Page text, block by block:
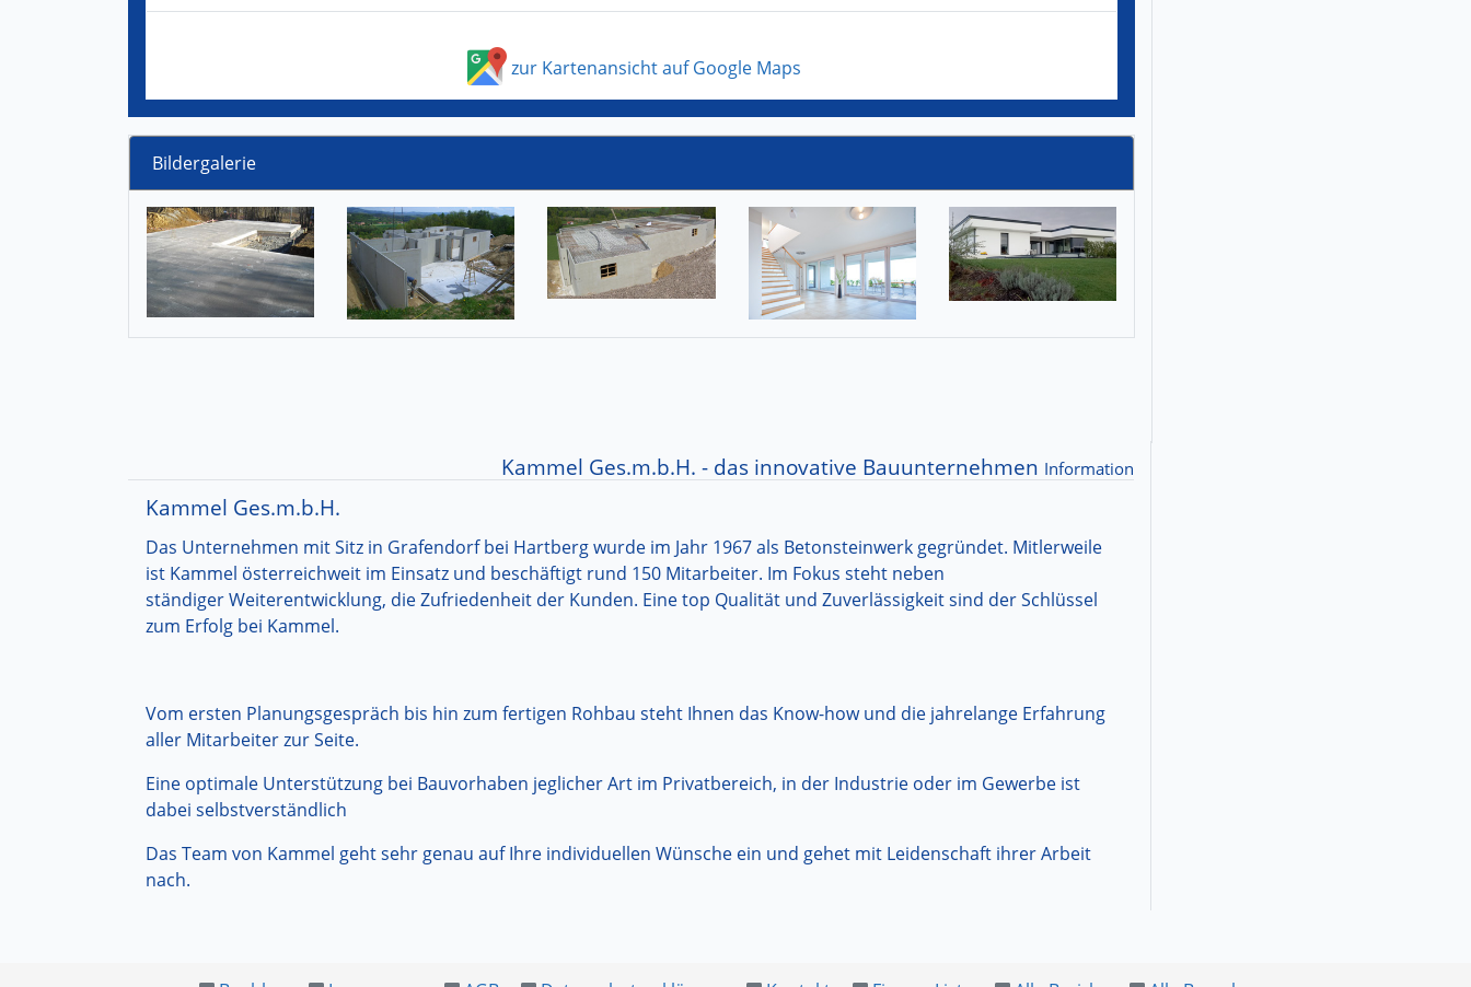
zur Kartenansicht auf Google Maps
Bildergalerie
Kammel Ges.m.b.H. - das innovative Bauunternehmen Information
Kammel Ges.m.b.H.
Das Unternehmen mit Sitz in Grafendorf bei Hartberg wurde im Jahr 1967 als Betonsteinwerk gegründet. Mitlerweile
ist Kammel österreichweit im Einsatz und beschäftigt rund 150 Mitarbeiter. Im Fokus steht neben
ständiger Weiterentwicklung, die Zufriedenheit der Kunden. Eine top Qualität und Zuverlässigkeit sind der Schlüssel
zum Erfolg bei Kammel.
Vom ersten Planungsgespräch bis hin zum fertigen Rohbau steht Ihnen das Know-how und die jahrelange Erfahrung
aller Mitarbeiter zur Seite.
Eine optimale Unterstützung bei Bauvorhaben jeglicher Art im Privatbereich, in der Industrie oder im Gewerbe ist
dabei selbstverständlich
Das Team von Kammel geht sehr genau auf Ihre individuellen Wünsche ein und gehet mit Leidenschaft ihrer Arbeit
nach.